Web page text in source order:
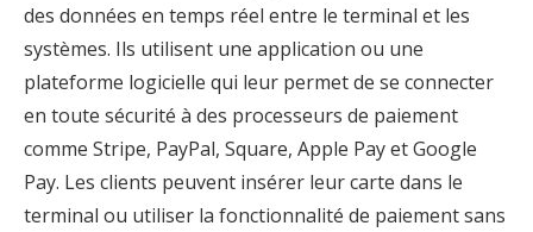
des données en temps réel entre le terminal et les
systèmes. Ils utilisent une application ou une
plateforme logicielle qui leur permet de se connecter
en toute sécurité à des processeurs de paiement
comme Stripe, PayPal, Square, Apple Pay et Google
Pay. Les clients peuvent insérer leur carte dans le
terminal ou utiliser la fonctionnalité de paiement sans